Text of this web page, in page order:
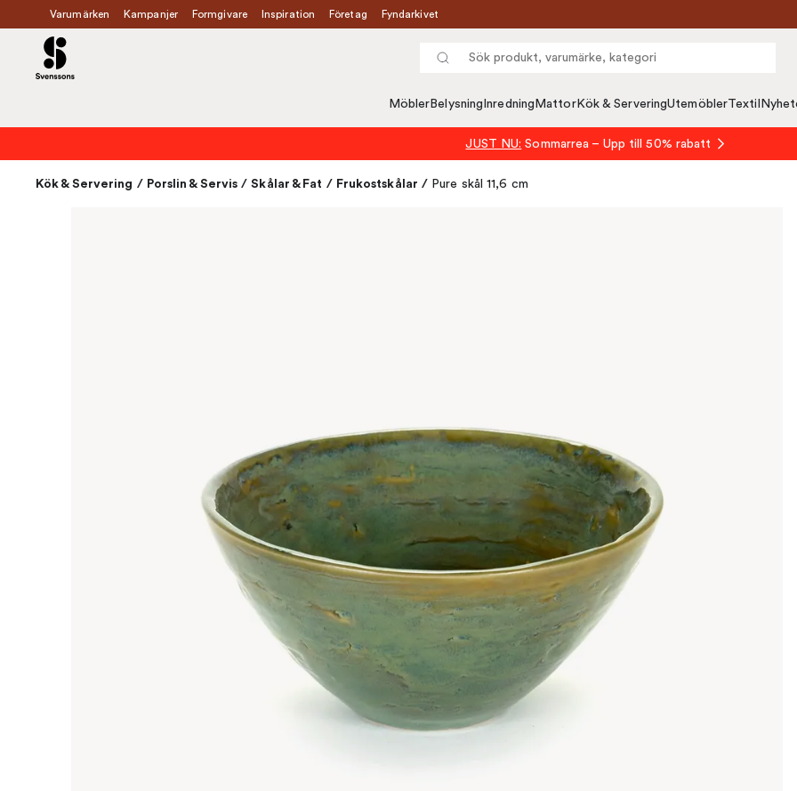
Varumärken Kampanjer Formgivare Inspiration Företag Fyndarkivet
Möbler Belysning Inredning MattorKök & ServeringUtemöblerTextil
JUST NU: Sommarrea – Upp till 50% rabatt
Kök & Servering / Porslin & Servis / Skålar & Fat / Frukostskålar / Pure skål 11,6 cm